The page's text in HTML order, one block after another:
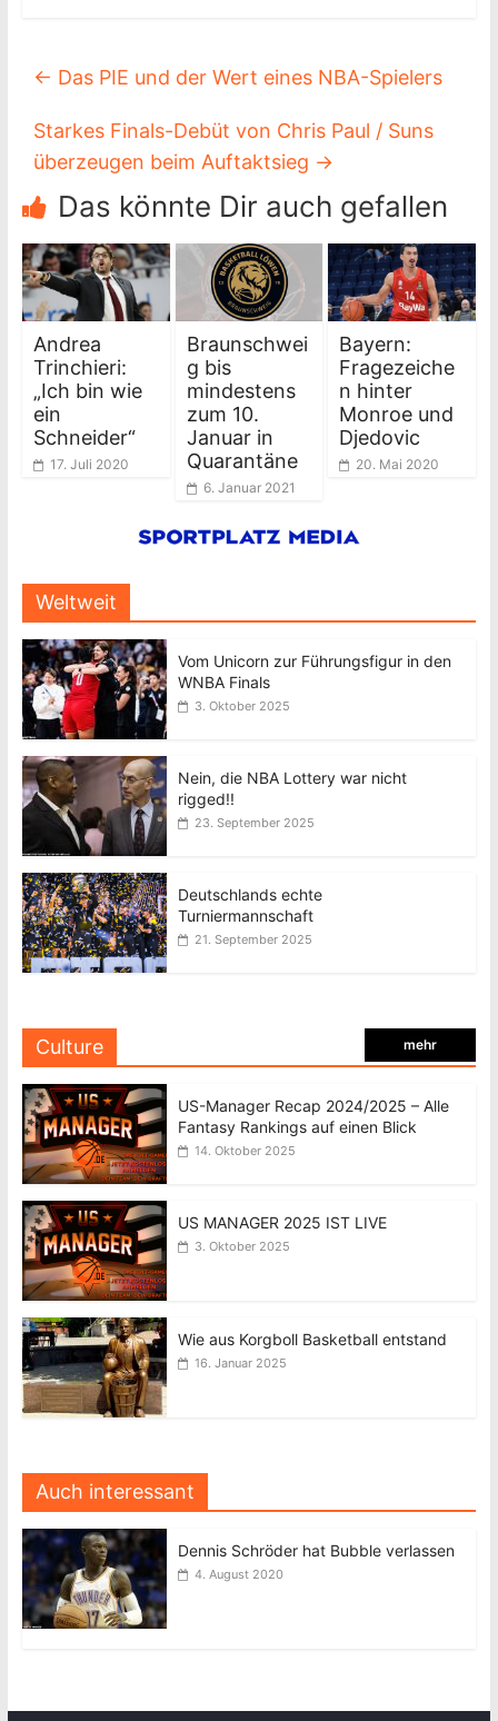
← Das PIE und der Wert eines NBA-Spielers
Starkes Finals-Debüt von Chris Paul / Suns
überzeugen beim Auftaktsieg →
Das könnte Dir auch gefallen
Andrea
Trinchieri:
„Ich bin wie
ein
Schneider“
17. Juli 2020
Braunschwei
g bis
mindestens
zum 10.
Januar in
Quarantäne
6. Januar 2021
Bayern:
Fragezeiche
n hinter
Monroe und
Djedovic
20. Mai 2020
Weltweit
Vom Unicorn zur Führungsfigur in den
WNBA Finals
3. Oktober 2025
Nein, die NBA Lottery war nicht
rigged!!
23. September 2025
Deutschlands echte
Turniermannschaft
21. September 2025
Culture mehr
US-Manager Recap 2024/2025 – Alle
Fantasy Rankings auf einen Blick
14. Oktober 2025
US MANAGER 2025 IST LIVE
3. Oktober 2025
Wie aus Korgboll Basketball entstand
16. Januar 2025
Auch interessant
Dennis Schröder hat Bubble verlassen
4. August 2020